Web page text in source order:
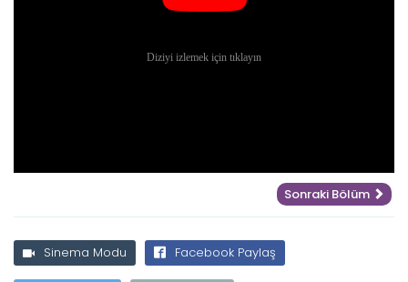
Sonraki Bölüm
Sinema Modu Facebook Paylaş